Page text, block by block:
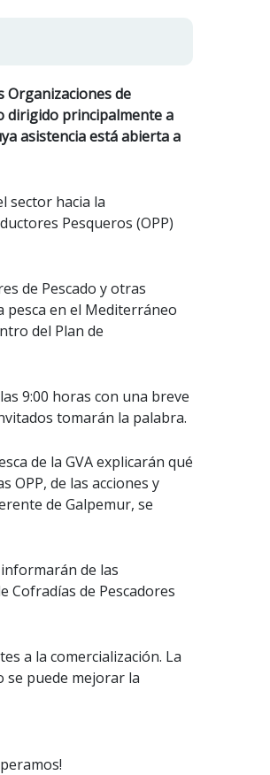
Organizaciones de
dirigido principalmente a
asistencia está abierta a
sector hacia la
Pesqueros (OPP)
de Pescado y otras
pesca en el Mediterráneo
del Plan de
9:00 horas con una breve
tomarán la palabra.
de la GVA explicarán qué
OPP, de las acciones y
de Galpemur, se
de las
Cofradías de Pescadores
a la comercialización. La
se puede mejorar la